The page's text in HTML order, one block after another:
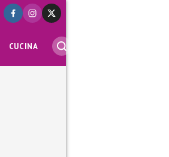
CUCINA